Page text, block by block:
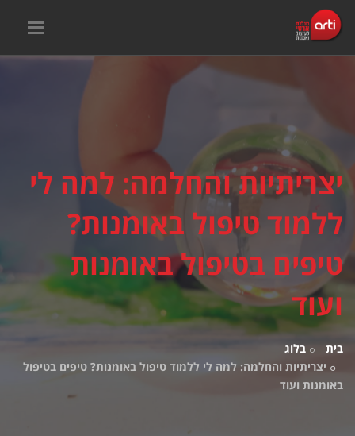
יצריתיות והחלמה: למה לי
ללמוד טיפול באומנות?
טיפים בטיפול באומנות
ועוד
בית
בלוג
יצריתיות והחלמה: למה לי ללמוד טיפול באומנות? טיפים בטיפול
באומנות ועוד